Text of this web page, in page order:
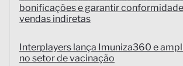
bonificações e garantir
vendas indiretas
Interplayers lança Imuniza360 e
no setor de vacinação